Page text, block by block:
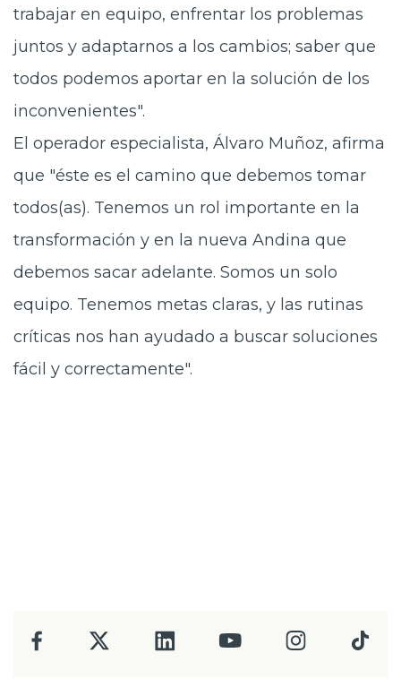
trabajar en equipo, enfrentar los problemas
juntos y adaptarnos a los cambios; saber que
todos podemos aportar en la solución de los
inconvenientes".
El operador especialista, Álvaro Muñoz, afirma
que "éste es el camino que debemos tomar
todos(as). Tenemos un rol importante en la
transformación y en la nueva Andina que
debemos sacar adelante. Somos un solo
equipo. Tenemos metas claras, y las rutinas
críticas nos han ayudado a buscar soluciones
fácil y correctamente".